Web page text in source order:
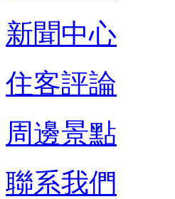
新聞中心
住客評論
周邊景點
聯系我們